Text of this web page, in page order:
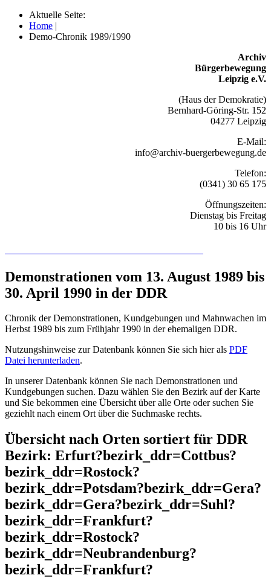
Aktuelle Seite:
Home |
Demo-Chronik 1989/1990
Archiv
Bürgerbewegung
Leipzig e.V.
(Haus der Demokratie)
Bernhard-Göring-Str. 152
04277 Leipzig
E-Mail:
info@archiv-buergerbewegung.de
Telefon:
(0341) 30 65 175
Öffnungszeiten:
Dienstag bis Freitag
10 bis 16 Uhr
Demonstrationen vom 13. August 1989 bis
30. April 1990 in der DDR
Chronik der Demonstrationen, Kundgebungen und Mahnwachen im
Herbst 1989 bis zum Frühjahr 1990 in der ehemaligen DDR.
Nutzungshinweise zur Datenbank können Sie sich hier als PDF
Datei herunterladen.
In unserer Datenbank können Sie nach Demonstrationen und
Kundgebungen suchen. Dazu wählen Sie den Bezirk auf der Karte
und Sie bekommen eine Übersicht über alle Orte oder suchen Sie
geziehlt nach einem Ort über die Suchmaske rechts.
Übersicht nach Orten sortiert für DDR
Bezirk: Erfurt?bezirk_ddr=Cottbus?
bezirk_ddr=Rostock?
bezirk_ddr=Potsdam?bezirk_ddr=Gera?
bezirk_ddr=Gera?bezirk_ddr=Suhl?
bezirk_ddr=Frankfurt?
bezirk_ddr=Rostock?
bezirk_ddr=Neubrandenburg?
bezirk_ddr=Frankfurt?